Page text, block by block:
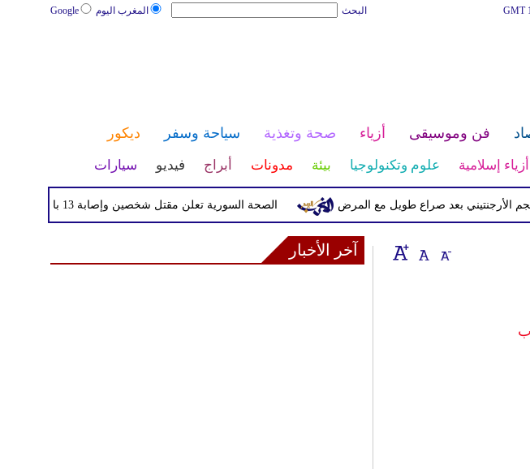
المغرب اليوم Google البحث
فن وموسيقى أزياء صحة وتغذية سياحة وسفر ديكور
أزياء إسلامية علوم وتكنولوجيا بيئة مدونات أبراج فيديو سيارات
الصحة السورية تعلن مقتل شخصين وإصابة 13 بانفجار مركبة قرب دمشق بعد صراع طويل مع المرض
آخر الأخبار